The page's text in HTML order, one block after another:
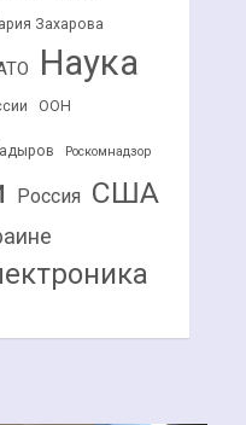
Захарова
Наука
ООН
Роскомнадзор
Россия США